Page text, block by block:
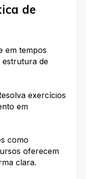
de
em tempos
estrutura de
exercícios
em
como
oferecem
clara.